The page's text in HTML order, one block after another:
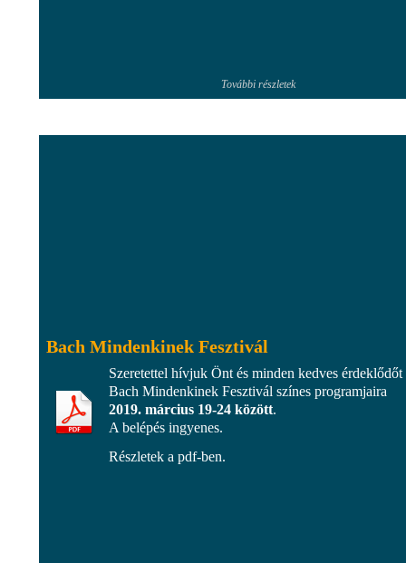
További részletek
Bach Mindenkinek Fesztivál
Szeretettel hívjuk Önt és minden kedves érdeklődőt
Bach Mindenkinek Fesztivál színes programjaira
2019. március 19-24 között.
A belépés ingyenes.
Részletek a pdf-ben.